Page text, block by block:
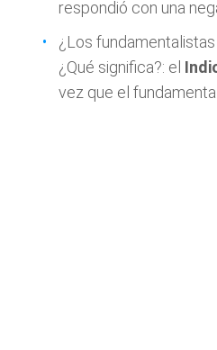
respondió con una
¿Los
¿Qué significa?: el
vez que el